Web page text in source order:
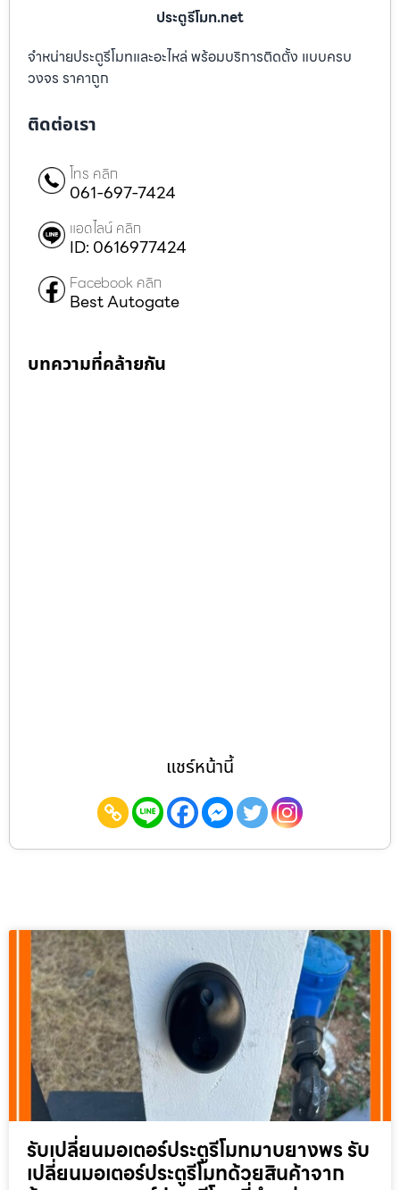
ประตูรีโมท.net
จำหน่ายประตูรีโมทและอะไหล่ พร้อมบริการติดตั้ง แบบครบ
วงจร ราคาถูก
ติดต่อเรา
โทร คลิก
061-697-7424
แอดไลน์ คลิก
ID: 0616977424
Facebook คลิก
Best Autogate
บทความที่คล้ายกัน
แชร์หน้านี้
รับเปลี่ยนมอเตอร์ประตูรีโมทมาบยางพร รับ
เปลี่ยนมอเตอร์ประตูรีโมทด้วยสินค้าจาก